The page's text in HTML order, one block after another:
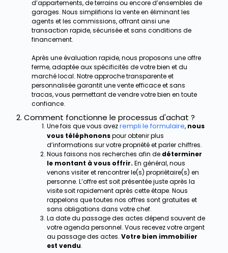
d’appartements, de terrains ou encore d’ensembles de
garages. Nous simplifions la vente en éliminant les
agents et les commissions, offrant ainsi une
transaction rapide, sécurisée et sans conditions de
financement.
Après une évaluation rapide, nous proposons une offre
ferme, adaptée aux spécificités de votre bien et du
marché local. Notre approche transparente et
personnalisée garantit une vente efficace et sans
tracas, vous permettant de vendre votre bien en toute
confiance.
2. Comment fonctionne le processus d'achat ?
Une fois que vous avezrempli le formulaire, nous
vous téléphononspour obtenir plus
d’informations sur votre propriété et parler chiffres.
Nous faisons nos recherches afin de déterminer
le montant à vous offrir. En général, nous
venons visiter et rencontrer le(s) propriétaire(s) en
personne. L’offre est soit présentée juste après la
visite soit rapidement après cette étape. Nous
rappelons que toutes nos offres sont gratuites et
sans obligations dans votre chef.
La date du passage des actes dépend souvent de
votre agenda personnel. Vous recevez votre argent
au passage des actes. Votre bien immobilier
est vendu.